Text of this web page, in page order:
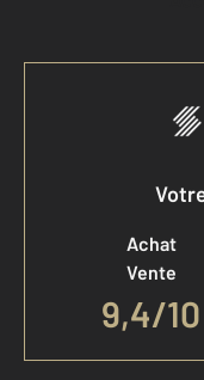
Achat
Vente
9,4/10